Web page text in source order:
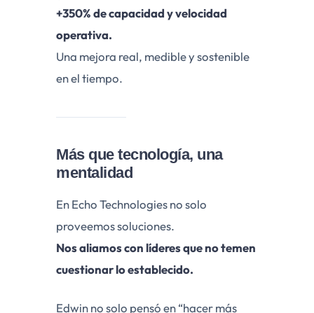
+350% de capacidad y velocidad
operativa.
Una mejora real, medible y sostenible
en el tiempo.
Más que tecnología, una
mentalidad
En Echo Technologies no solo
proveemos soluciones.
Nos aliamos con líderes que no temen
cuestionar lo establecido.
Edwin no solo pensó en “hacer más